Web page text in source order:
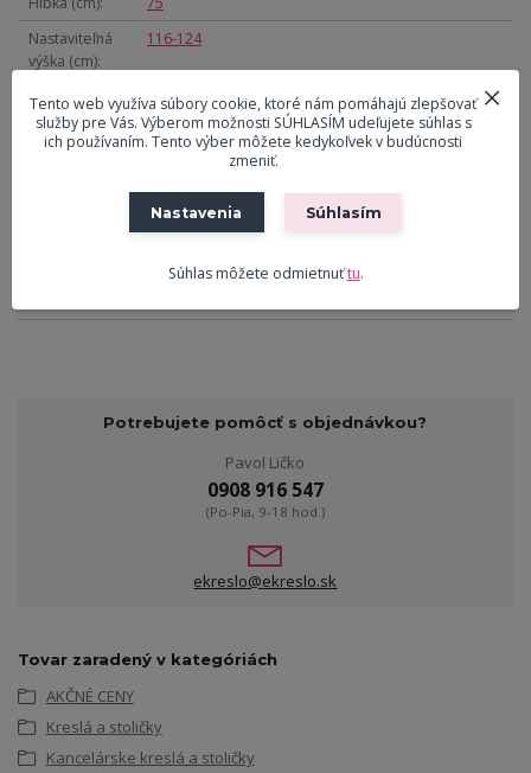
Nastaviteľná
výška (cm)
116-124
Výška sedu (cm) 58
Nastaviteľná
výška sedu (cm)
49-58
Šírka sedu (cm)
51
Hĺbka sedu (cm) 51
130
Potrebujete pomôcť s objednávkou?
Pavol Ličko
0908 916 547
(Po-Pia, 9-18 hod.)
ekreslo@ekreslo.sk
Tovar zaradený v kategóriách
AKČNÉ CENY
Kreslá a stoličky
Kancelárske kreslá a stoličky
Tento web využíva súbory cookie, ktoré nám pomáhajú zlepšovať
služby pre Vás. Výberom možnosti SÚHLASÍM udeľujete súhlas s
ich používaním. Tento výber môžete kedykoľvek v budúcnosti
zmeniť.
Nastavenia Súhlasím
Súhlas môžete odmietnuťtu.